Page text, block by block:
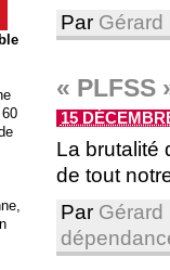
Par Gérard
« PLFSS
15
La brutalité
de tout
Par Gérard